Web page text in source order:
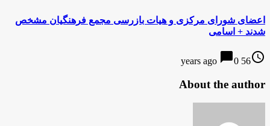
اعضای شورای‌ مرکزی و هیات بازرسی مجمع فرهنگیان مشخص
شدند + اسامی
access_time
56 years ago
chat_bubble0
About the author